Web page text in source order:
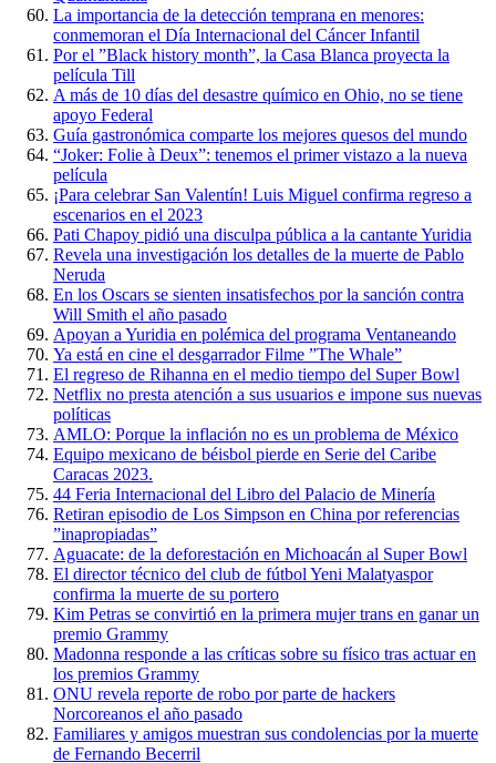
La importancia de la detección temprana en menores:
conmemoran el Día Internacional del Cáncer Infantil
Por el ”Black history month”, la Casa Blanca proyecta la
película Till
A más de 10 días del desastre químico en Ohio, no se tiene
apoyo Federal
Guía gastronómica comparte los mejores quesos del mundo
“Joker: Folie à Deux”: tenemos el primer vistazo a la nueva
película
¡Para celebrar San Valentín! Luis Miguel confirma regreso a
escenarios en el 2023
Pati Chapoy pidió una disculpa pública a la cantante Yuridia
Revela una investigación los detalles de la muerte de Pablo
Neruda
En los Oscars se sienten insatisfechos por la sanción contra
Will Smith el año pasado
Apoyan a Yuridia en polémica del programa Ventaneando
Ya está en cine el desgarrador Filme ”The Whale”
El regreso de Rihanna en el medio tiempo del Super Bowl
Netflix no presta atención a sus usuarios e impone sus nuevas
políticas
AMLO: Porque la inflación no es un problema de México
Equipo mexicano de béisbol pierde en Serie del Caribe
Caracas 2023.
44 Feria Internacional del Libro del Palacio de Minería
Retiran episodio de Los Simpson en China por referencias
”inapropiadas”
Aguacate: de la deforestación en Michoacán al Super Bowl
El director técnico del club de fútbol Yeni Malatyaspor
confirma la muerte de su portero
Kim Petras se convirtió en la primera mujer trans en ganar un
premio Grammy
Madonna responde a las críticas sobre su físico tras actuar en
los premios Grammy
ONU revela reporte de robo por parte de hackers
Norcoreanos el año pasado
Familiares y amigos muestran sus condolencias por la muerte
de Fernando Becerril